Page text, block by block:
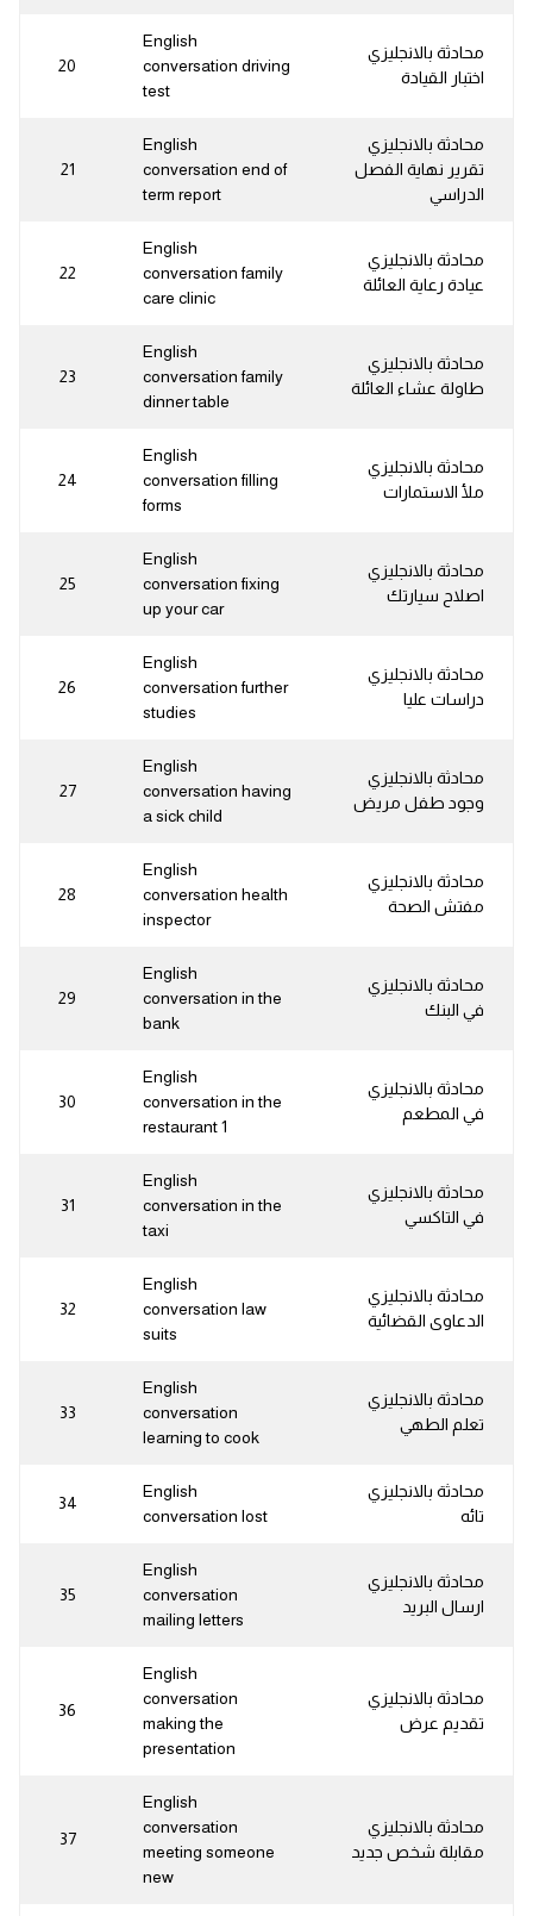
محادثة بالانجليزي
اختبار القيادة
English
conversation driving
test
20
محادثة بالانجليزي
تقرير نهاية الفصل
الدراسي
English
conversation end of
term report
21
محادثة بالانجليزي
عيادة رعاية العائلة
English
conversation family
care clinic
22
محادثة بالانجليزي
طاولة عشاء العائلة
English
conversation family
dinner table
23
محادثة بالانجليزي
ملأ الاستمارات
English
conversation filling
forms
24
محادثة بالانجليزي
اصلاح سيارتك
English
conversation fixing
up your car
25
محادثة بالانجليزي
دراسات عليا
English
conversation further
studies
26
محادثة بالانجليزي
وجود طفل مريض
English
conversation having
a sick child
27
محادثة بالانجليزي
مفتش الصحة
English
conversation health
inspector
28
محادثة بالانجليزي
في البنك
English
conversation in the
bank
29
محادثة بالانجليزي
في المطعم
English
conversation in the
restaurant 1
30
محادثة بالانجليزي
في التاكسي
English
conversation in the
taxi
31
محادثة بالانجليزي
الدعاوى القضائية
English
conversation law
suits
32
محادثة بالانجليزي
تعلم الطهي
English
conversation
learning to cook
33
محادثة بالانجليزي
تائه
English
conversation lost
34
محادثة بالانجليزي
ارسال البريد
English
conversation
mailing letters
35
محادثة بالانجليزي
تقديم عرض
English
conversation
making the
presentation
36
محادثة بالانجليزي
مقابلة شخص جديد
English
conversation
meeting someone
new
37